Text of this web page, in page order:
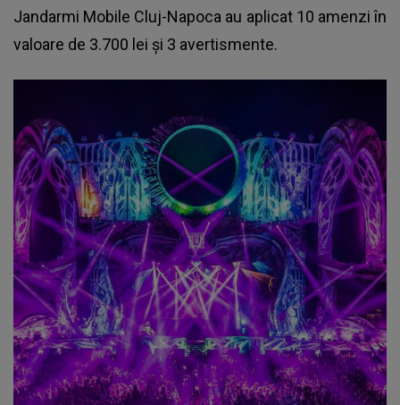
Jandarmi Mobile Cluj-Napoca au aplicat 10 amenzi în
valoare de 3.700 lei și 3 avertismente.